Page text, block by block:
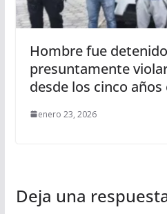
Hombre fue
presuntamente
desde los cinco años
enero 23, 2026
Deja una